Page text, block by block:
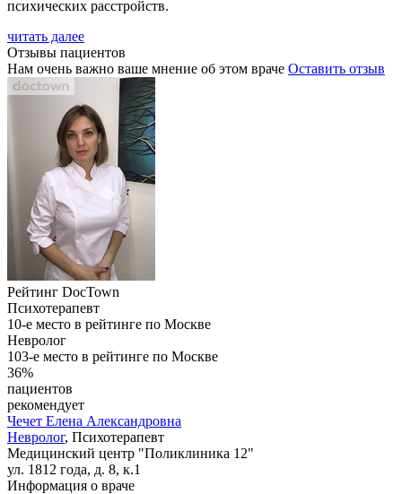
психических расстройств.
читать далее
Отзывы пациентов
Нам очень важно ваше мнение об этом враче Оставить отзыв
Рейтинг DocTown
Психотерапевт
10-е место в рейтинге по Москве
Невролог
103-е место в рейтинге по Москве
36%
пациентов
рекомендует
Чечет Елена Александровна
Невролог, Психотерапевт
Медицинский центр "Поликлиника 12"
ул. 1812 года, д. 8, к.1
Информация о враче